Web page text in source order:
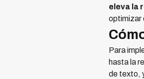
eleva la
optimizar
Para
hasta la
de texto,